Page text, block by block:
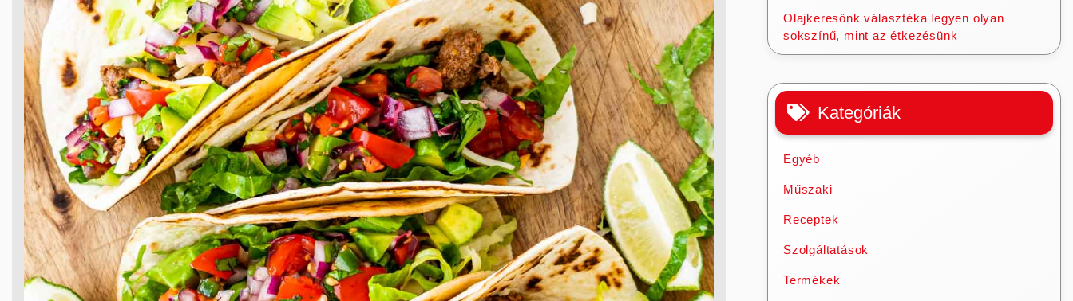
Olajkeresőnk választéka legyen olyan
sokszínű, mint az étkezésünk
Kategóriák
Egyéb
Műszaki
Receptek
Szolgáltatások
Termékek